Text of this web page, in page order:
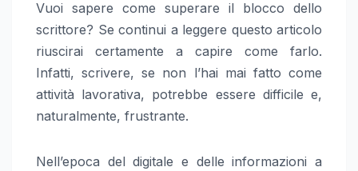
Vuoi sapere come superare il blocco dello
scrittore? Se continui a leggere questo articolo
riuscirai certamente a capire come farlo.
Infatti, scrivere, se non l’hai mai fatto come
attività lavorativa, potrebbe essere difficile e,
naturalmente, frustrante.
Nell’epoca del digitale e delle informazioni a